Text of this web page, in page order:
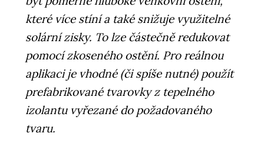
které více stíní a také snižuje využitelné
solární zisky. To lze částečně redukovat
pomocí zkoseného ostění. Pro reálnou
aplikaci je vhodné (či spíše nutné) použít
prefabrikované tvarovky z tepelného
izolantu vyřezané do požadovaného
tvaru.